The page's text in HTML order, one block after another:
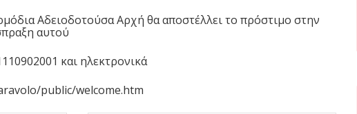
Αδειοδοτούσα Αρχή θα αποστέλλει το πρόστιμο στην
αυτού
και ηλεκτρονικά
public/welcome.htm